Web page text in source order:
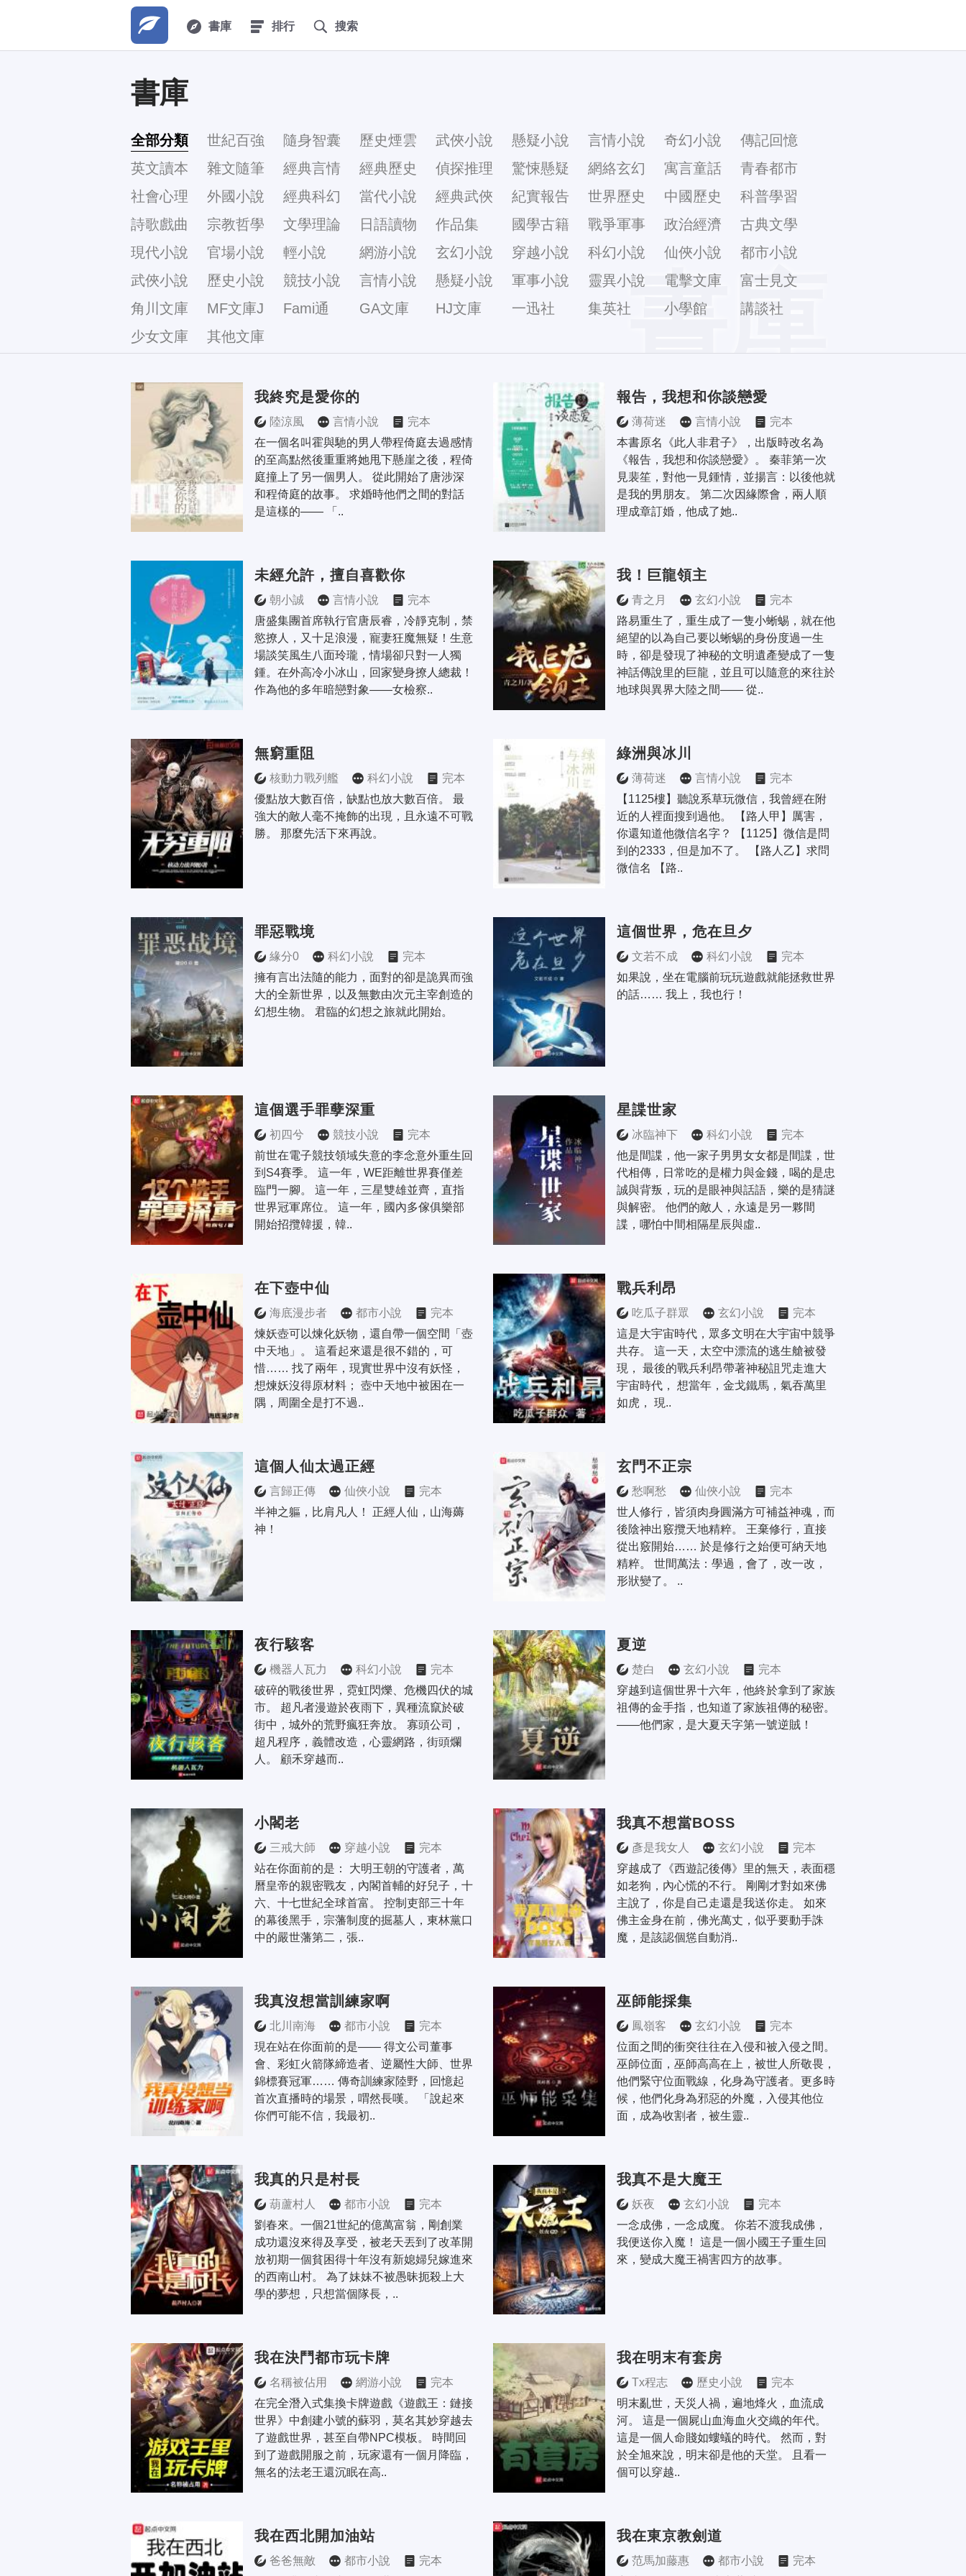
書庫 排行 搜索
書庫
書庫
全部分類 世紀百強 隨身智囊 歷史煙雲 武俠小說 懸疑小說 言情小說 奇幻小說
傳記回憶
英文讀本
雜文隨筆 經典言情 經典歷史 偵探推理 驚悚懸疑 網絡玄幻 寓言童話
青春都市
社會心理
外國小說 經典科幻 當代小說 經典武俠 紀實報告 世界歷史 中國歷史
科普學習
詩歌戲曲
宗教哲學 文學理論 日語讀物 作品集 國學古籍 戰爭軍事 政治經濟
古典文學
現代小說
官場小說 輕小說 網游小說 玄幻小說 穿越小說 科幻小說 仙俠小說
都市小說
武俠小說
歷史小說 競技小說 言情小說 懸疑小說 軍事小說 靈異小說 電擊文庫
富士見文
庫
角川文庫 MF文庫J
Fami通
GA文庫 HJ文庫 一迅社 集英社 小學館
講談社
少女文庫
其他文庫
我終究是愛你的
陸涼風 言情小說
完本
在一個名叫霍與馳的男人帶程倚庭去過感情
的至高點然後重重將她甩下懸崖之後，程倚
庭撞上了另一個男人。 從此開始了唐涉深
和程倚庭的故事。 求婚時他們之間的對話
是這樣的—— 「..
報告，我想和你談戀愛
薄荷迷 言情小說
完本
本書原名《此人非君子》，出版時改名為
《報告，我想和你談戀愛》。 秦菲第一次
見裴笙，對他一見鍾情，並揚言：以後他就
是我的男朋友。 第二次因緣際會，兩人順
理成章訂婚，他成了她..
未經允許，擅自喜歡你
朝小誠 言情小說
完本
唐盛集團首席執行官唐辰睿，冷靜克制，禁
慾撩人，又十足浪漫，寵妻狂魔無疑！生意
場談笑風生八面玲瓏，情場卻只對一人獨
鍾。在外高冷小冰山，回家變身撩人總裁！
作為他的多年暗戀對象——女檢察..
我！巨龍領主
青之月 玄幻小說
完本
路易重生了，重生成了一隻小蜥蜴，就在他
絕望的以為自己要以蜥蜴的身份度過一生
時，卻是發現了神秘的文明遺產變成了一隻
神話傳說里的巨龍，並且可以隨意的來往於
地球與異界大陸之間—— 從..
無窮重阻
核動力戰列艦 科幻小說
完本
優點放大數百倍，缺點也放大數百倍。 最
強大的敵人毫不掩飾的出現，且永遠不可戰
勝。 那麼先活下來再說。
綠洲與冰川
薄荷迷 言情小說
完本
【1125樓】聽說系草玩微信，我曾經在附
近的人裡面搜到過他。 【路人甲】厲害，
你還知道他微信名字？ 【1125】微信是問
到的2333，但是加不了。 【路人乙】求問
微信名 【路..
罪惡戰境
緣分0 科幻小說
完本
擁有言出法隨的能力，面對的卻是詭異而強
大的全新世界，以及無數由次元主宰創造的
幻想生物。 君臨的幻想之旅就此開始。
這個世界，危在旦夕
文若不成 科幻小說
完本
如果說，坐在電腦前玩玩遊戲就能拯救世界
的話…… 我上，我也行！
這個選手罪孽深重
初四兮 競技小說
完本
前世在電子競技領域失意的李念意外重生回
到S4賽季。 這一年，WE距離世界賽僅差
臨門一腳。 這一年，三星雙雄並齊，直指
世界冠軍席位。 這一年，國內多傢俱樂部
開始招攬韓援，韓..
星諜世家
冰臨神下 科幻小說
完本
他是間諜，他一家子男男女女都是間諜，世
代相傳，日常吃的是權力與金錢，喝的是忠
誠與背叛，玩的是眼神與話語，樂的是猜謎
與解密。 他們的敵人，永遠是另一夥間
諜，哪怕中間相隔星辰與虛..
在下壺中仙
海底漫步者 都市小說
完本
煉妖壺可以煉化妖物，還自帶一個空間「壺
中天地」。 這看起來還是很不錯的，可
惜…… 找了兩年，現實世界中沒有妖怪，
想煉妖沒得原材料； 壺中天地中被困在一
隅，周圍全是打不過..
戰兵利昂
吃瓜子群眾 玄幻小說
完本
這是大宇宙時代，眾多文明在大宇宙中競爭
共存。 這一天，太空中漂流的逃生艙被發
現， 最後的戰兵利昂帶著神秘詛咒走進大
宇宙時代， 想當年，金戈鐵馬，氣吞萬里
如虎， 現..
這個人仙太過正經
言歸正傳 仙俠小說
完本
半神之軀，比肩凡人！ 正經人仙，山海薅
神！
玄門不正宗
愁啊愁 仙俠小說
完本
世人修行，皆須肉身圓滿方可補益神魂，而
後陰神出竅攬天地精粹。 王棄修行，直接
從出竅開始…… 於是修行之始便可納天地
精粹。 世間萬法：學過，會了，改一改，
形狀變了。 ..
夜行駭客
機器人瓦力 科幻小說
完本
破碎的戰後世界，霓虹閃爍、危機四伏的城
市。 超凡者漫遊於夜雨下，異種流竄於破
街中，城外的荒野瘋狂奔放。 寡頭公司，
超凡程序，義體改造，心靈網路，街頭爛
人。 顧禾穿越而..
夏逆
楚白 玄幻小說
完本
穿越到這個世界十六年，他終於拿到了家族
祖傳的金手指，也知道了家族祖傳的秘密。
——他們家，是大夏天字第一號逆賊！
小閣老
三戒大師 穿越小說
完本
站在你面前的是： 大明王朝的守護者，萬
曆皇帝的親密戰友，內閣首輔的好兒子，十
六、十七世紀全球首富。 控制吏部三十年
的幕後黑手，宗藩制度的掘墓人，東林黨口
中的嚴世藩第二，張..
我真不想當BOSS
彥是我女人 玄幻小說
完本
穿越成了《西遊記後傳》里的無天，表面穩
如老狗，內心慌的不行。 剛剛才對如來佛
主說了，你是自己走還是我送你走。 如來
佛主金身在前，佛光萬丈，似乎要動手誅
魔，是該認個慫自動消..
我真沒想當訓練家啊
北川南海 都市小說
完本
現在站在你面前的是—— 得文公司董事
會、彩虹火箭隊締造者、逆屬性大師、世界
錦標賽冠軍…… 傳奇訓練家陸野，回憶起
首次直播時的場景，喟然長嘆。 「說起來
你們可能不信，我最初..
巫師能採集
鳳嶺客 玄幻小說
完本
位面之間的衝突往往在入侵和被入侵之間。
巫師位面，巫師高高在上，被世人所敬畏，
他們緊守位面戰線，化身為守護者。更多時
候，他們化身為邪惡的外魔，入侵其他位
面，成為收割者，被生靈..
我真的只是村長
葫蘆村人 都市小說
完本
劉春來。一個21世紀的億萬富翁，剛創業
成功還沒來得及享受，被老天丟到了改革開
放初期一個貧困得十年沒有新媳婦兒嫁進來
的西南山村。 為了妹妹不被愚昧扼殺上大
學的夢想，只想當個隊長，..
我真不是大魔王
妖夜 玄幻小說
完本
一念成佛，一念成魔。 你若不渡我成佛，
我便送你入魔！ 這是一個小國王子重生回
來，變成大魔王禍害四方的故事。
我在決鬥都市玩卡牌
名稱被佔用 網游小說
完本
在完全潛入式集換卡牌遊戲《遊戲王：鏈接
世界》中創建小號的蘇羽，莫名其妙穿越去
了遊戲世界，甚至自帶NPC模板。 時間回
到了遊戲開服之前，玩家還有一個月降臨，
無名的法老王還沉眠在高..
我在明末有套房
Tx程志 歷史小說
完本
明末亂世，天災人禍，遍地烽火，血流成
河。 這是一個屍山血海血火交織的年代。
這是一個人命賤如螻蟻的時代。 然而，對
於全旭來說，明末卻是他的天堂。 且看一
個可以穿越..
我在西北開加油站
爸爸無敵 都市小說
完本
我在東京教劍道
范馬加藤惠 都市小說
完本